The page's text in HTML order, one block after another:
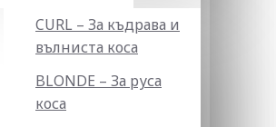
CURL – За къдрава и
вълниста коса
BLONDE – За руса
коса